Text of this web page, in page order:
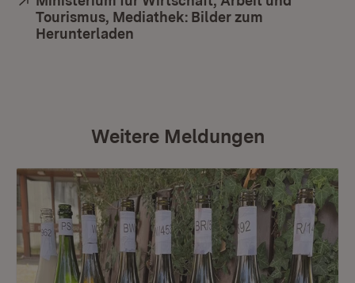
Tourismus, Mediathek: Bilder zum
Herunterladen
Weitere Meldungen